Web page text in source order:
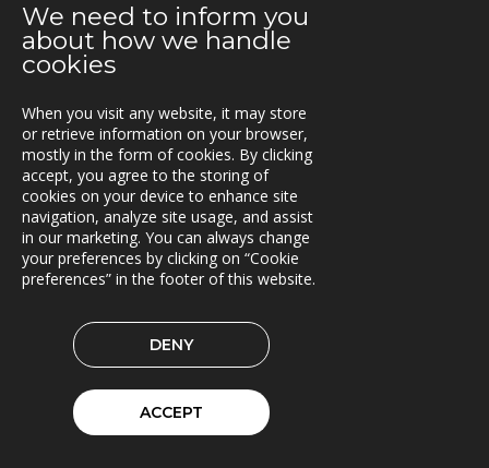
SINUS til Statens vegvesen
24.06.2019
13.06.2019
Triona bidrar til BIM-standardisering
10.06.2019
Fleetech medlem i ItxPT
04.06.2019
14.05.2019
Siljan inn i Lasset
09.05.2019
Asset Information Management System til ACCIONA
We need to inform you
about how we handle
cookies
When you visit any website, it may store
or retrieve information on your browser,
mostly in the form of cookies. By clicking
accept, you agree to the storing of
cookies on your device to enhance site
navigation, analyze site usage, and assist
in our marketing. You can always change
your preferences by clicking on “Cookie
preferences” in the footer of this website.
DENY
ACCEPT